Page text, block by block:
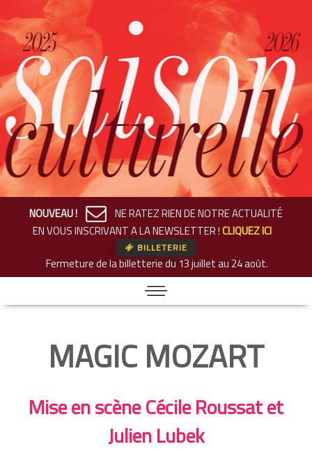
NOUVEAU !
NE RATEZ RIEN DE NOTRE ACTUALITÉ
EN VOUS INSCRIVANT A LA NEWSLETTER !CLIQUEZ ICI
BILLETERIE
Fermeture de la billetteriedu 13 juillet au 24 août.
MAGIC MOZART
Mise en scène Cécile Roussat et
Julien Lubek